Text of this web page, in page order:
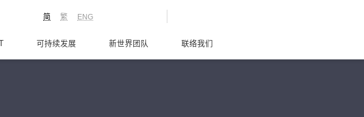
ENG
繁
简
可持续发展 新世界团队 联络我们